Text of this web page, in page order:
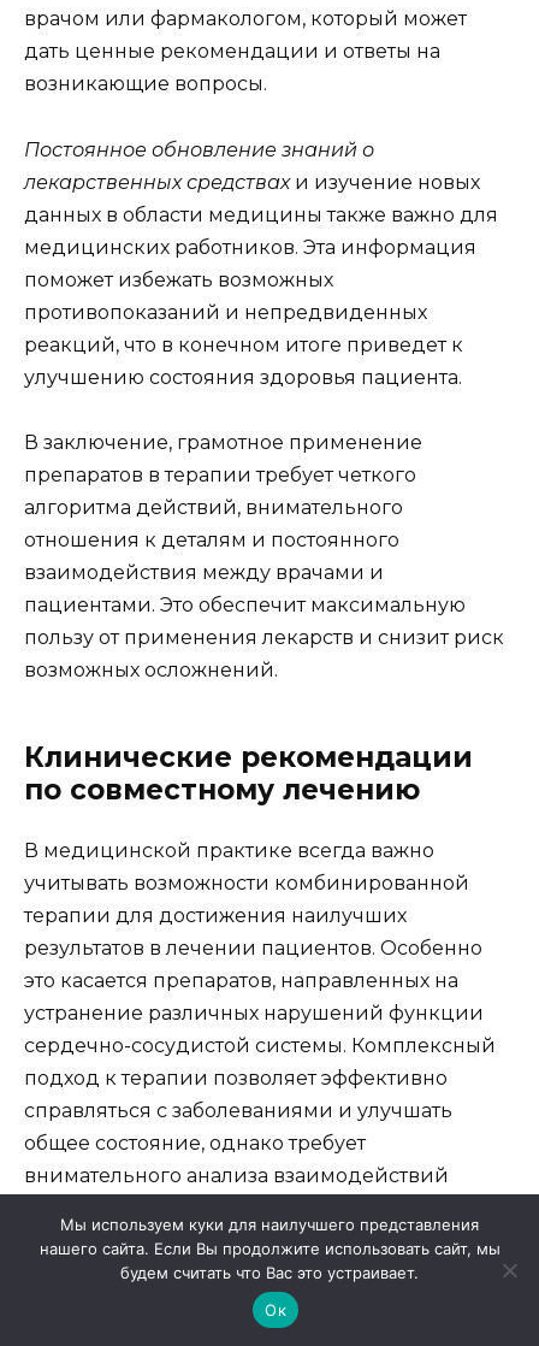
врачом или фармакологом, который может
дать ценные рекомендации и ответы на
возникающие вопросы.
Постоянное обновление знаний о
лекарственных средствахи изучение новых
данных в области медицины также важно для
медицинских работников. Эта информация
поможет избежать возможных
противопоказаний и непредвиденных
реакций, что в конечном итоге приведет к
улучшению состояния здоровья пациента.
В заключение, грамотное применение
препаратов в терапии требует четкого
алгоритма действий, внимательного
отношения к деталям и постоянного
взаимодействия между врачами и
пациентами. Это обеспечит максимальную
пользу от применения лекарств и снизит риск
возможных осложнений.
Клинические рекомендации
по совместному лечению
В медицинской практике всегда важно
учитывать возможности комбинированной
терапии для достижения наилучших
результатов в лечении пациентов. Особенно
это касается препаратов, направленных на
устранение различных нарушений функции
сердечно-сосудистой системы. Комплексный
подход к терапии позволяет эффективно
справляться с заболеваниями и улучшать
общее состояние, однако требует
внимательного анализа взаимодействий
Необходимость объединения разных
лекарственных средств вытекает из
Мы используем куки для наилучшего представления
нашего сайта. Если Вы продолжите использовать сайт, мы
будем считать что Вас это устраивает.
Ок